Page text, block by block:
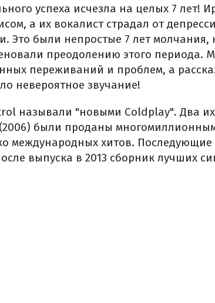
успеха исчезла на целых 7 лет!
а их вокалист страдал от
Это были непростые 7 лет
преодолению этого периода.
переживаний и проблем, а
невероятное звучание!
называли "новыми Coldplay". Два
(2006) были проданы
международных хитов.
выпуска в 2013 сборник лучших